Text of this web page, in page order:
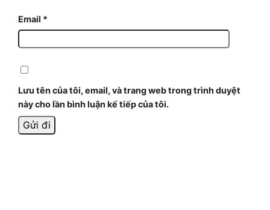
Email *
Lưu tên của tôi, email, và trang web trong trình duyệt
này cho lần bình luận kế tiếp của tôi.